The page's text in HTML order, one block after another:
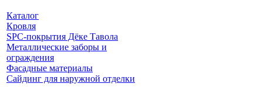
Каталог
Кровля
SPC-покрытия Дёке Тавола
Металлические заборы и
ограждения
Фасадные материалы
Сайдинг для наружной отделки